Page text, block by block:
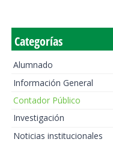
Categorías
Alumnado
Información General
Contador Público
Investigación
Noticias institucionales